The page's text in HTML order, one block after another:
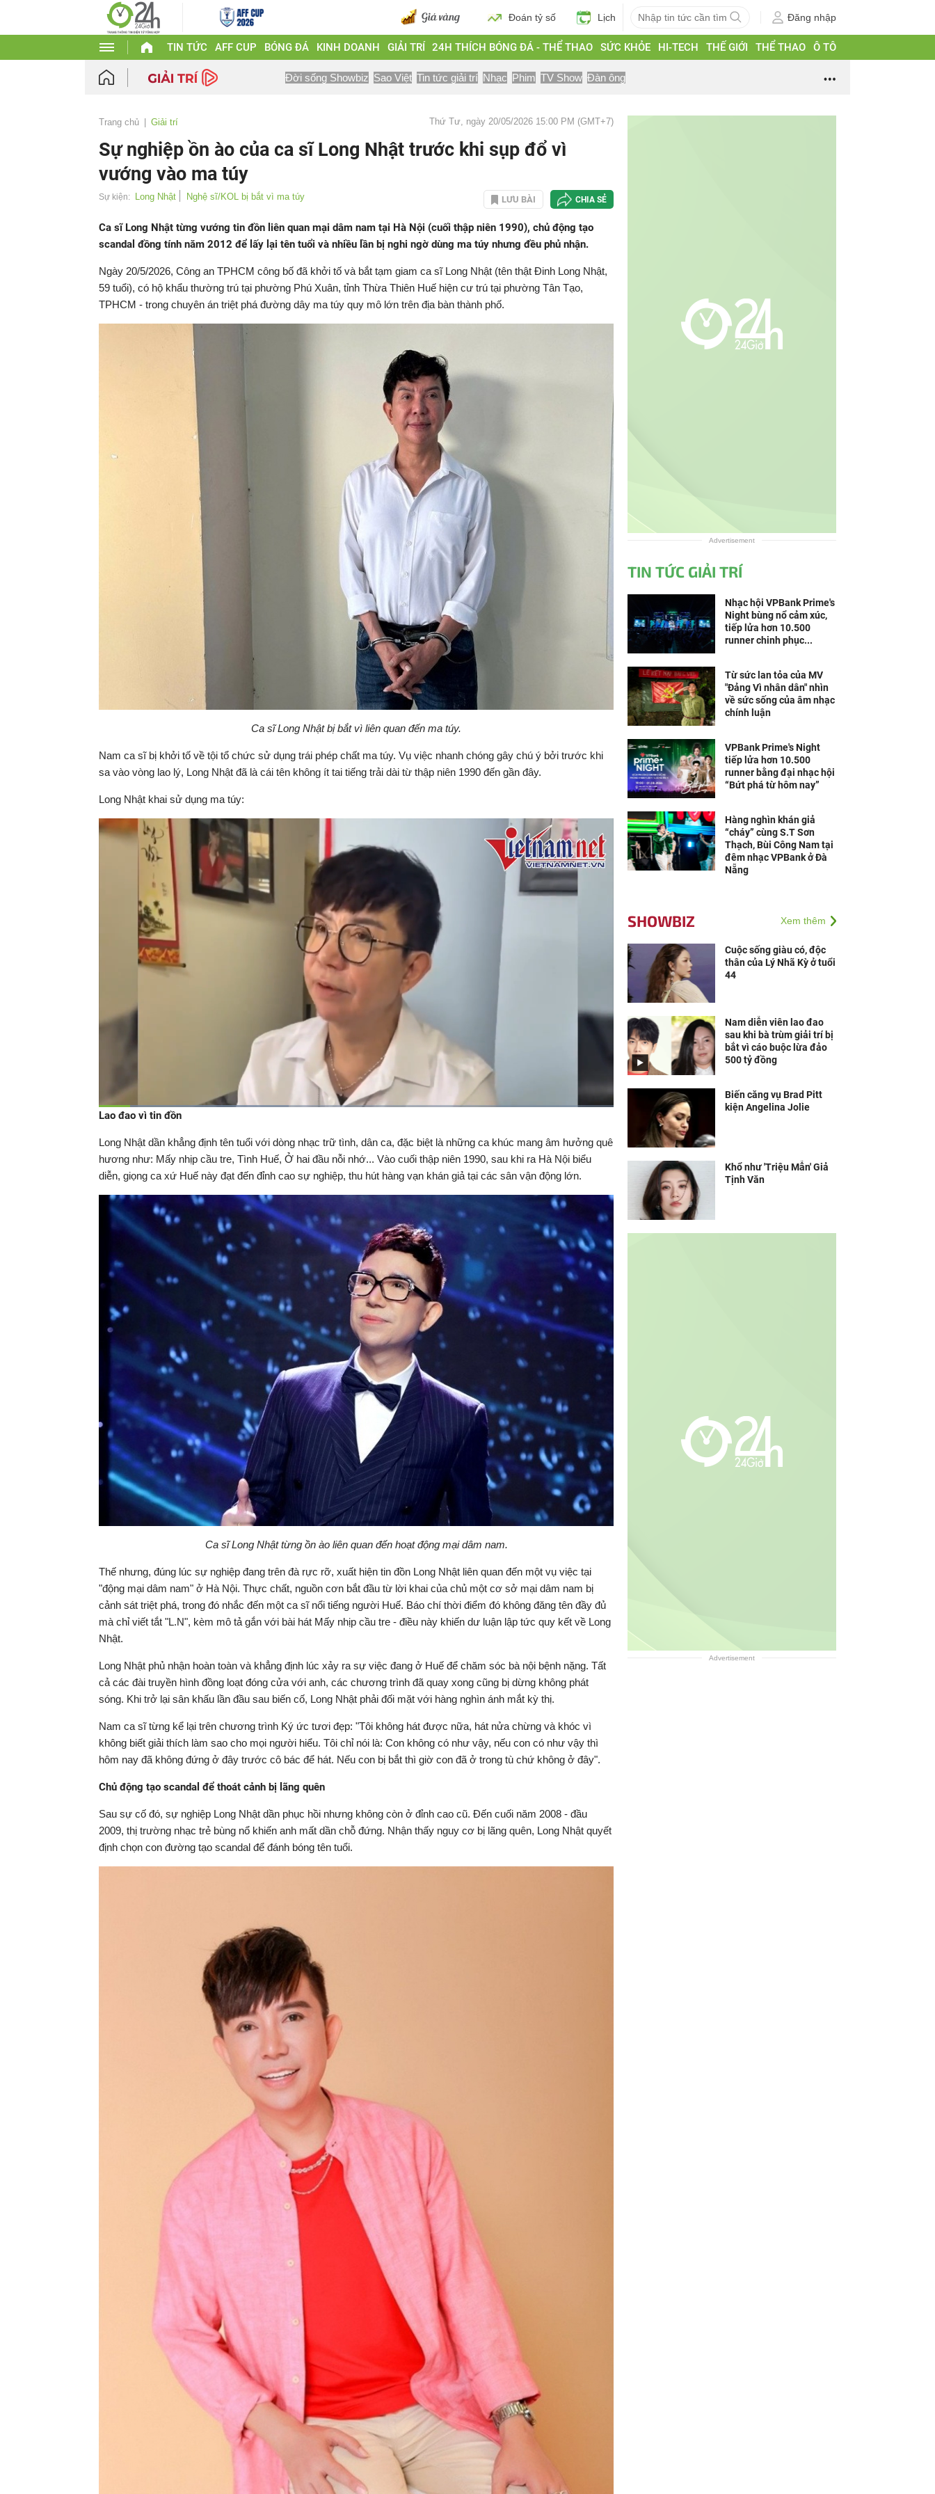
Đoán tỷ số Lịch Đăng nhập
TIN TỨC AFF CUP BÓNG ĐÁ KINH DOANH GIẢI TRÍ 24H THÍCH BÓNG ĐÁ - THỂ THAO SỨC KHỎE HI-TECH THẾ GIỚI THỂ THAO Ô TÔ
Đời sống Showbiz Sao Việt Tin tức giải trí Nhạc Phim TV Show Đàn ông
Trang chủ Giải trí Thứ Tư, ngày 20/05/2026 15:00 PM (GMT+7)
Sự nghiệp ồn ào của ca sĩ Long Nhật trước khi sụp đổ vì
vướng vào ma túy
Sự kiện: Long Nhật Nghệ sĩ/KOL bị bắt vì ma túy LƯU BÀI CHIA SẺ
Ca sĩ Long Nhật từng vướng tin đồn liên quan mại dâm nam tại Hà Nội (cuối thập niên 1990), chủ động tạo
scandal đồng tính năm 2012 để lấy lại tên tuổi và nhiều lần bị nghi ngờ dùng ma túy nhưng đều phủ nhận.
Ngày 20/5/2026, Công an TPHCM công bố đã khởi tố và bắt tạm giam ca sĩ Long Nhật (tên thật Đinh Long Nhật,
59 tuổi), có hộ khẩu thường trú tại phường Phú Xuân, tỉnh Thừa Thiên Huế hiện cư trú tại phường Tân Tạo,
TPHCM - trong chuyên án triệt phá đường dây ma túy quy mô lớn trên địa bàn thành phố.
Ca sĩ Long Nhật bị bắt vì liên quan đến ma túy.
Nam ca sĩ bị khởi tố về tội tổ chức sử dụng trái phép chất ma túy. Vụ việc nhanh chóng gây chú ý bởi trước khi
sa vào vòng lao lý, Long Nhật đã là cái tên không ít tai tiếng trải dài từ thập niên 1990 đến gần đây.
Long Nhật khai sử dụng ma túy:
Backward
dừng
Forward
gian
hiện
tại
Đã
màn
hình
âm
thanh
Lao đao vì tin đồn
Long Nhật dần khẳng định tên tuổi với dòng nhạc trữ tình, dân ca, đặc biệt là những ca khúc mang âm hưởng quê
hương như: Mấy nhịp cầu tre, Tình Huế, Ở hai đầu nỗi nhớ... Vào cuối thập niên 1990, sau khi ra Hà Nội biểu
diễn, giọng ca xứ Huế này đạt đến đỉnh cao sự nghiệp, thu hút hàng vạn khán giả tại các sân vận động lớn.
Ca sĩ Long Nhật từng ồn ào liên quan đến hoạt động mại dâm nam.
Thế nhưng, đúng lúc sự nghiệp đang trên đà rực rỡ, xuất hiện tin đồn Long Nhật liên quan đến một vụ việc tại
"động mại dâm nam" ở Hà Nội. Thực chất, nguồn cơn bắt đầu từ lời khai của chủ một cơ sở mại dâm nam bị
cảnh sát triệt phá, trong đó nhắc đến một ca sĩ nổi tiếng người Huế. Báo chí thời điểm đó không đăng tên đầy đủ
mà chỉ viết tắt "L.N", kèm mô tả gắn với bài hát Mấy nhịp cầu tre - điều này khiến dư luận lập tức quy kết về Long
Nhật.
Long Nhật phủ nhận hoàn toàn và khẳng định lúc xảy ra sự việc đang ở Huế để chăm sóc bà nội bệnh nặng. Tất
cả các đài truyền hình đồng loạt đóng cửa với anh, các chương trình đã quay xong cũng bị dừng không phát
sóng. Khi trở lại sân khấu lần đầu sau biến cố, Long Nhật phải đối mặt với hàng nghìn ánh mắt kỳ thị.
Nam ca sĩ từng kể lại trên chương trình Ký ức tươi đẹp: "Tôi không hát được nữa, hát nửa chừng và khóc vì
không biết giải thích làm sao cho mọi người hiểu. Tôi chỉ nói là: Con không có như vậy, nếu con có như vậy thì
hôm nay đã không đứng ở đây trước cô bác để hát. Nếu con bị bắt thì giờ con đã ở trong tù chứ không ở đây".
Chủ động tạo scandal để thoát cảnh bị lãng quên
Sau sự cố đó, sự nghiệp Long Nhật dần phục hồi nhưng không còn ở đỉnh cao cũ. Đến cuối năm 2008 - đầu
2009, thị trường nhạc trẻ bùng nổ khiến anh mất dần chỗ đứng. Nhận thấy nguy cơ bị lãng quên, Long Nhật quyết
định chọn con đường tạo scandal để đánh bóng tên tuổi.
Advertisement
TIN TỨC GIẢI TRÍ
Nhạc hội VPBank Prime's
Night bùng nổ cảm xúc,
tiếp lửa hơn 10.500
runner chinh phục...
Từ sức lan tỏa của MV
"Đảng Vì nhân dân" nhìn
về sức sống của âm nhạc
chính luận
VPBank Prime's Night
tiếp lửa hơn 10.500
runner bằng đại nhạc hội
“Bứt phá từ hôm nay”
Hàng nghìn khán giả
“cháy” cùng S.T Sơn
Thạch, Bùi Công Nam tại
đêm nhạc VPBank ở Đà
Nẵng
SHOWBIZ Xem thêm
Cuộc sống giàu có, độc
thân của Lý Nhã Kỳ ở tuổi
44
Nam diễn viên lao đao
sau khi bà trùm giải trí bị
bắt vì cáo buộc lừa đảo
500 tỷ đồng
Biến căng vụ Brad Pitt
kiện Angelina Jolie
Khổ như 'Triệu Mẫn' Giả
Tịnh Văn
Advertisement